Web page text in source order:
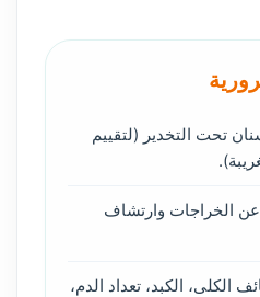
تحت التخدير (لتقييم
الخراجات وارتشاف
الكلى، الكبد، تعداد الدم،